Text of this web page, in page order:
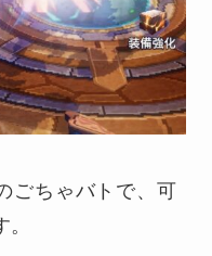
ごちゃバトで、可